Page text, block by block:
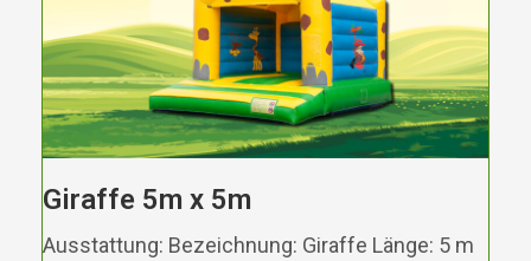
Giraffe 5m x 5m
Ausstattung: Bezeichnung: Giraffe Länge: 5 m